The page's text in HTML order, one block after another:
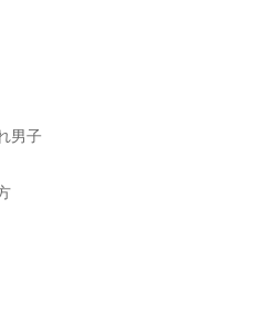
男子